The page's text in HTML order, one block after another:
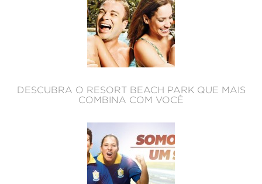
DESCUBRA O RESORT BEACH PARK QUE MAIS
COMBINA COM VOCÊ